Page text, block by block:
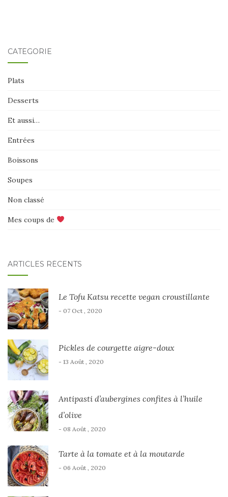
CATÉGORIE
Plats
Desserts
Et aussi…
Entrées
Boissons
Soupes
Non classé
Mes coups de
ARTICLES RÉCENTS
Le Tofu Katsu recette vegan croustillante
- 07 Oct , 2020
Pickles de courgette aigre-doux
- 13 Août , 2020
Antipasti d’aubergines confites à l’huile
d’olive
- 08 Août , 2020
Tarte à la tomate et à la moutarde
- 06 Août , 2020